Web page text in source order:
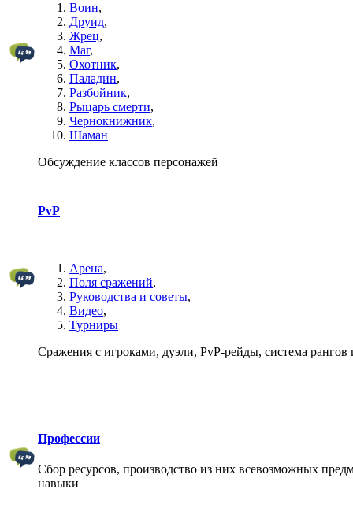
Воин,
Друид,
Жрец,
Маг,
Охотник,
Паладин,
Разбойник,
Рыцарь смерти,
Чернокнижник,
Шаман
Обсуждение классов персонажей
PvP
Арена,
Поля сражений,
Руководства и советы,
Видео,
Турниры
Сражения с игроками, дуэли, PvP-рейды, система рангов
Профессии
Сбор ресурсов, производство из них всевозможных
навыки